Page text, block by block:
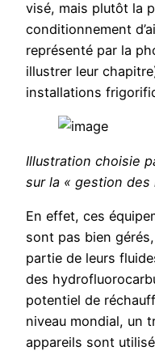
visé, mais plutôt la
conditionnement
représenté par la
illustrer leur
installations
Illustration choisie
sur la « gestion des
En effet, ces
sont pas bien
partie de leurs
des
potentiel de
niveau mondial, un
appareils sont